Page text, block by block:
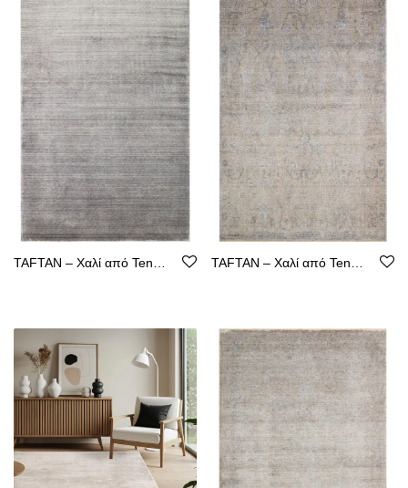
TAFTAN – Χαλί από Tencel με Καθαρή Γραμμή TAFTAN – Χαλί από Tencel με Καθαρή Γραμμή